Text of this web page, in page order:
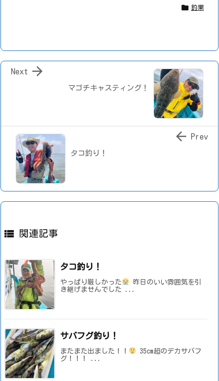
 釣果
マゴチキャスティング！

Next
タコ釣り！
 Prev
 関連記事
タコ釣り！
やっぱり厳しかった
昨日のいい雰囲気を引
き継げませんでした ...
サバフグ釣り！
またまた出ました！！
35cm超のデカサバフ
グ！！！ ...